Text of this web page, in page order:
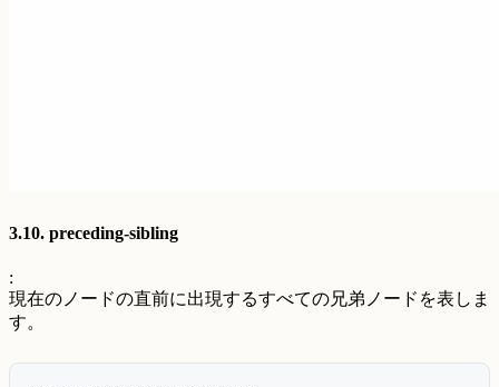
3.10. preceding-sibling
:
現在のノードの直前に出現するすべての兄弟ノードを表しま
す。